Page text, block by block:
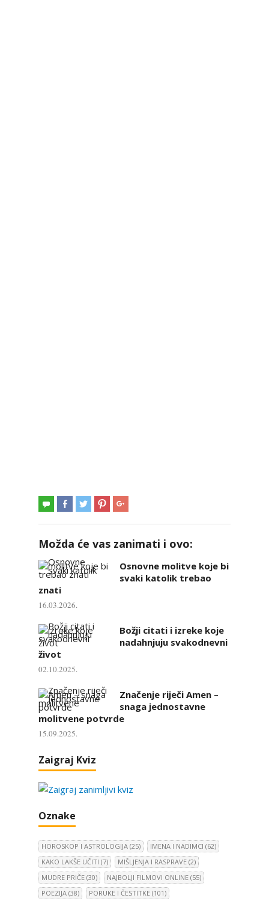
Možda će vas zanimati i ovo:
Osnovne molitve koje bi
svaki katolik trebao
znati
16.03.2026.
Božji citati i izreke koje
nadahnjuju svakodnevni
život
02.10.2025.
Značenje riječi Amen –
snaga jednostavne
molitvene potvrde
15.09.2025.
Zaigraj Kviz
Oznake
HOROSKOP I ASTROLOGIJA (25) IMENA I NADIMCI (62)
KAKO LAKŠE UČITI (7) MIŠLJENJA I RASPRAVE (2)
MUDRE PRIČE (30) NAJBOLJI FILMOVI ONLINE (55)
POEZIJA (38) PORUKE I ČESTITKE (101)